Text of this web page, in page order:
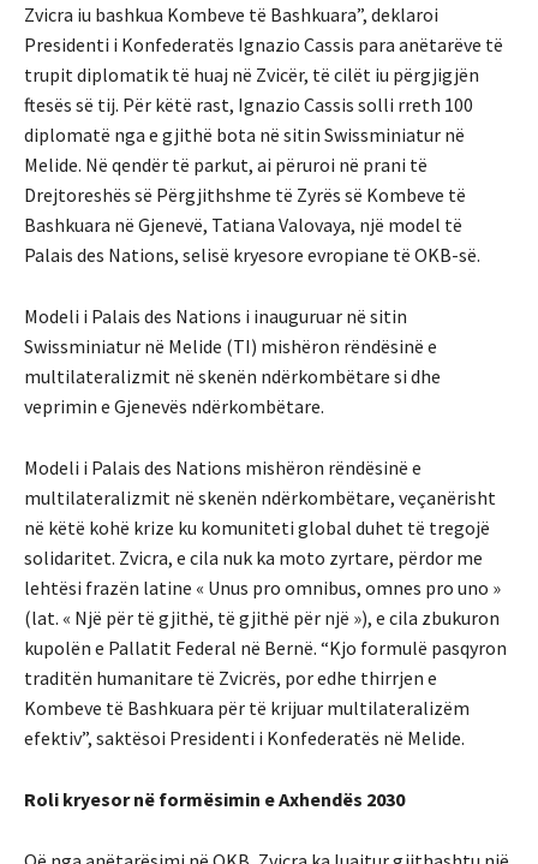
Zvicra iu bashkua Kombeve të Bashkuara”, deklaroi
Presidenti i Konfederatës Ignazio Cassis para anëtarëve të
trupit diplomatik të huaj në Zvicër, të cilët iu përgjigjën
ftesës së tij. Për këtë rast, Ignazio Cassis solli rreth 100
diplomatë nga e gjithë bota në sitin Swissminiatur në
Melide. Në qendër të parkut, ai përuroi në prani të
Drejtoreshës së Përgjithshme të Zyrës së Kombeve të
Bashkuara në Gjenevë, Tatiana Valovaya, një model të
Palais des Nations, selisë kryesore evropiane të OKB-së.
Modeli i Palais des Nations i inauguruar në sitin
Swissminiatur në Melide (TI) mishëron rëndësinë e
multilateralizmit në skenën ndërkombëtare si dhe
veprimin e Gjenevës ndërkombëtare.
Modeli i Palais des Nations mishëron rëndësinë e
multilateralizmit në skenën ndërkombëtare, veçanërisht
në këtë kohë krize ku komuniteti global duhet të tregojë
solidaritet. Zvicra, e cila nuk ka moto zyrtare, përdor me
lehtësi frazën latine « Unus pro omnibus, omnes pro uno »
(lat. « Një për të gjithë, të gjithë për një »), e cila zbukuron
kupolën e Pallatit Federal në Bernë. “Kjo formulë pasqyron
traditën humanitare të Zvicrës, por edhe thirrjen e
Kombeve të Bashkuara për të krijuar multilateralizëm
efektiv”, saktësoi Presidenti i Konfederatës në Melide.
Roli kryesor në formësimin e Axhendës 2030